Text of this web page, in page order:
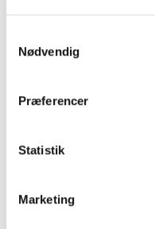
Nødvendig
Præferencer
Statistik
Marketing
YDERLIGERE INFORMATION
STØRRELSE
ANMELDELSER